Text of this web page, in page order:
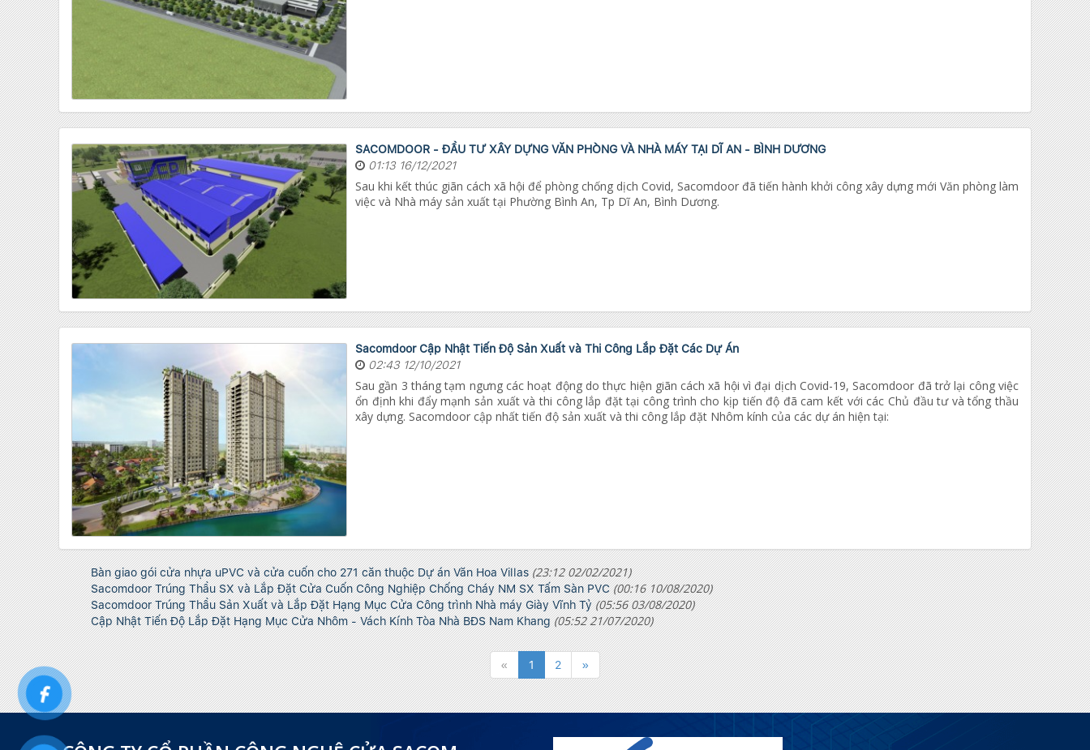
SACOMDOOR - ĐẦU TƯ XÂY DỰNG VĂN PHÒNG VÀ NHÀ MÁY TẠI DĨ AN - BÌNH DƯƠNG
01:13 16/12/2021
Sau khi kết thúc giãn cách xã hội để phòng chống dịch Covid, Sacomdoor đã tiến hành khởi công xây dựng mới Văn phòng làm
việc và Nhà máy sản xuất tại Phường Bình An, Tp Dĩ An, Bình Dương.
Sacomdoor Cập Nhật Tiến Độ Sản Xuất và Thi Công Lắp Đặt Các Dự Án
02:43 12/10/2021
Sau gần 3 tháng tạm ngưng các hoạt động do thực hiện giãn cách xã hội vì đại dịch Covid-19, Sacomdoor đã trở lại công việc
ổn định khi đẩy mạnh sản xuất và thi công lắp đặt tại công trình cho kịp tiến độ đã cam kết với các Chủ đầu tư và tổng thầu
xây dựng. Sacomdoor cập nhất tiến độ sản xuất và thi công lắp đặt Nhôm kính của các dự án hiện tại:
Bàn giao gói cửa nhựa uPVC và cửa cuốn cho 271 căn thuộc Dự án Văn Hoa Villas (23:12 02/02/2021)
Sacomdoor Trúng Thầu SX và Lắp Đặt Cửa Cuốn Công Nghiệp Chống Cháy NM SX Tấm Sàn PVC (00:16 10/08/2020)
Sacomdoor Trúng Thầu Sản Xuất và Lắp Đặt Hạng Mục Cửa Công trình Nhà máy Giày Vĩnh Tỷ (05:56 03/08/2020)
Cập Nhật Tiến Độ Lắp Đặt Hạng Mục Cửa Nhôm - Vách Kính Tòa Nhà BĐS Nam Khang (05:52 21/07/2020)
« 1 2 »